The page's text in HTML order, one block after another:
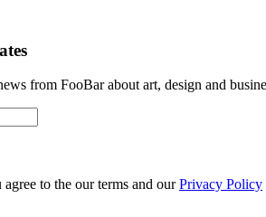
from FooBar about art, design and
to the our terms and ourPrivacy Policy